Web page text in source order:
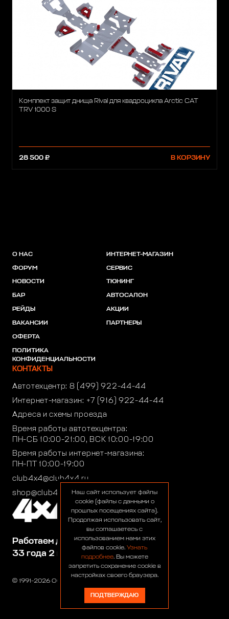
Комплект защит днища Rival для квадроцикла Arctic CAT
TRV 1000 S
28 500 ₽ В КОРЗИНУ
© 1991-2026 ООО «Сервис 4х4»
Работаем для вас:
33 года 2 месяца 22 дня
О НАС
ФОРУМ
НОВОСТИ
БАР
РЕЙДЫ
ВАКАНСИИ
ОФЕРТА
ПОЛИТИКА
КОНФИДЕНЦИАЛЬНОСТИ
ИНТЕРНЕТ-МАГАЗИН
СЕРВИС
ТЮНИНГ
АВТОСАЛОН
АКЦИИ
ПАРТНЕРЫ
КОНТАКТЫ
Автотехцентр: 8 (499) 922-44-44
Интернет-магазин: +7 (916) 922-44-44
Адреса и схемы проезда
Время работы автотехцентра:
ПН-СБ 10:00-21:00, ВСК 10:00-19:00
Время работы интернет-магазина:
ПН-ПТ 10:00-19:00
club4x4@club4x4.ru
shop@club4x4.ruНаш сайт использует файлы
cookie (файлы с данными о
прошлых посещениях сайта).
Продолжая использовать сайт,
вы соглашаетесь с
использованием нами этих
файлов cookie. Узнать
подробнее. Вы можете
запретить сохранение cookie в
настройках своего браузера.
ПОДТВЕРЖДАЮ